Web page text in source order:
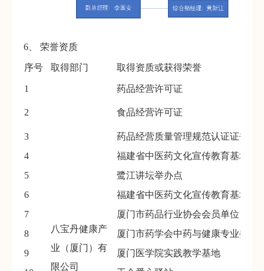
6、 荣誉资质
序号 取得部门 取得资质或获得荣誉
1
八宝丹健康产
业（厦门）有
限公司
药品经营许可证
2 食品经营许可证
3
药品经营质量管理规范认证证书
4
福建省中医药文化宣传教育基地建
5
鹭江讲坛举办点
6
福建省中医药文化宣传教育基地
7
厦门市药品行业协会会员单位
8
厦门市药学会中药与健康专业委员
9
厦门医学院实践教学基地